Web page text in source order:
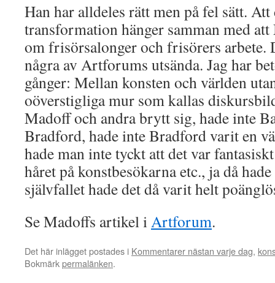
Han har alldeles rätt men på fel sätt.
transformation hänger samman med
om frisörsalonger och frisörers
några av Artforums utsända. Jag har
gånger: Mellan konsten och världen
oöverstigliga mur som kallas
Madoff och andra brytt sig, hade inte
Bradford, hade inte Bradford varit en
hade man inte tyckt att det var
håret på konstbesökarna etc., ja då
självfallet hade det då varit helt
Se Madoffs artikel iArtforum.
Det här inlägget postades i Kommentarer nästan varje dag,
Bokmärkpermalänken.